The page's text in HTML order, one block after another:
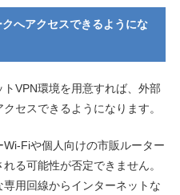
へアクセスできるようにな
VPN環境を用意すれば、外部
セスできるようになります。
Fiや個人向けの市販ルーター
る可能性が否定できません。
用回線からインターネットな